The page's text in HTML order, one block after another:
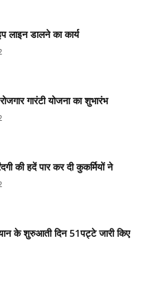
लाइन डालने का कार्य
गारंटी योजना का शुभारंभ
की हदें पार कर दी कुकर्मियों ने
के शुरुआती दिन 51पट्टे जारी किए